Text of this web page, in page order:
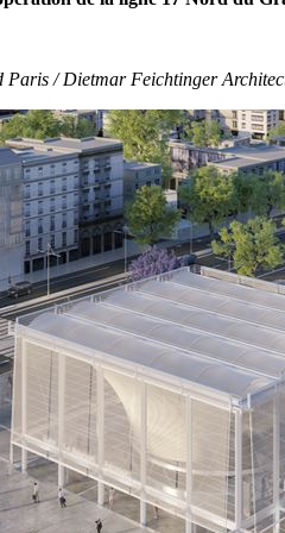
Paris / Dietmar Feichtinger